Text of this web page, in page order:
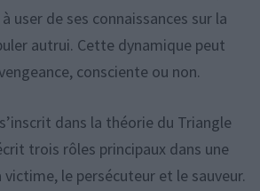
user de ses connaissances sur la
autrui. Cette dynamique peut
consciente ou non.
dans la théorie du Triangle
trois rôles principaux dans une
le persécuteur et le sauveur.